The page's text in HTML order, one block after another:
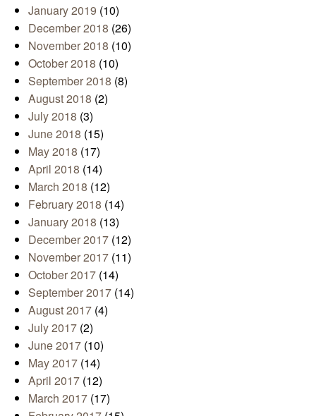
January 2019 (10)
December 2018 (26)
November 2018 (10)
October 2018 (10)
September 2018 (8)
August 2018 (2)
July 2018 (3)
June 2018 (15)
May 2018 (17)
April 2018 (14)
March 2018 (12)
February 2018 (14)
January 2018 (13)
December 2017 (12)
November 2017 (11)
October 2017 (14)
September 2017 (14)
August 2017 (4)
July 2017 (2)
June 2017 (10)
May 2017 (14)
April 2017 (12)
March 2017 (17)